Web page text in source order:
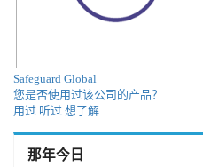
Safeguard Global
您是否使用过该公司的产品？
用过 听过 想了解
那年今日